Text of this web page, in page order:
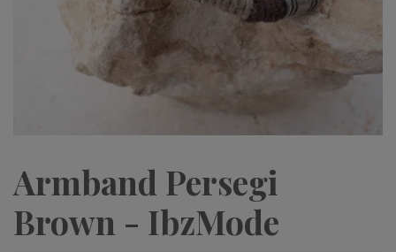
Armband Persegi
Brown - IbzMode